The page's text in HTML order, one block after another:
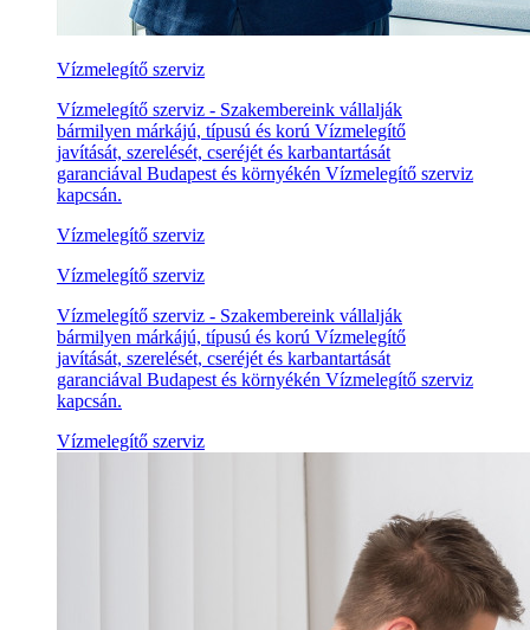
Vízmelegítő szerviz
Vízmelegítő szerviz - Szakembereink vállalják
bármilyen márkájú, típusú és korú Vízmelegítő
javítását, szerelését, cseréjét és karbantartását
garanciával Budapest és környékén Vízmelegítő szerviz
kapcsán.
Vízmelegítő szerviz
Vízmelegítő szerviz
Vízmelegítő szerviz - Szakembereink vállalják
bármilyen márkájú, típusú és korú Vízmelegítő
javítását, szerelését, cseréjét és karbantartását
garanciával Budapest és környékén Vízmelegítő szerviz
kapcsán.
Vízmelegítő szerviz